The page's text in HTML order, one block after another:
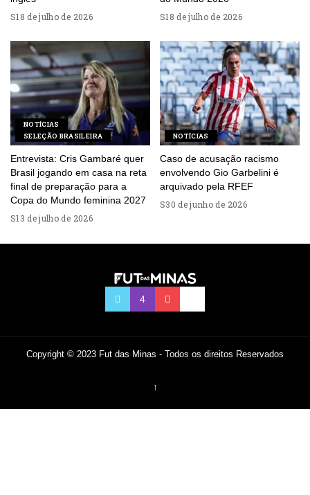
18 de julho de 2026 18 de julho de 2026
NOTÍCIAS
SELEÇÃO BRASILEIRA
Entrevista: Cris Gambaré quer
Brasil jogando em casa na reta
final de preparação para a
Copa do Mundo feminina 2027
13 de julho de 2026
NOTÍCIAS
Caso de acusação racismo
envolvendo Gio Garbelini é
arquivado pela RFEF
30 de junho de 2026
Copyright © 2023 Fut das Minas - Todos os direitos Reservados
↑